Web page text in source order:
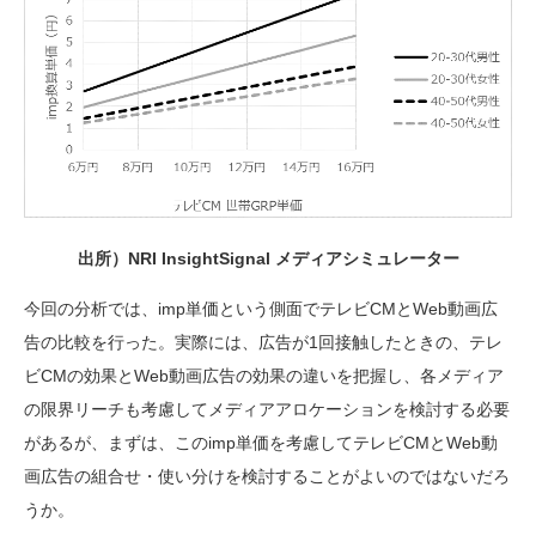
出所）NRI InsightSignal メディアシミュレーター
今回の分析では、imp単価という側面でテレビCMとWeb動画広
告の比較を行った。実際には、広告が1回接触したときの、テレ
ビCMの効果とWeb動画広告の効果の違いを把握し、各メディア
の限界リーチも考慮してメディアアロケーションを検討する必要
があるが、まずは、このimp単価を考慮してテレビCMとWeb動
画広告の組合せ・使い分けを検討することがよいのではないだろ
うか。